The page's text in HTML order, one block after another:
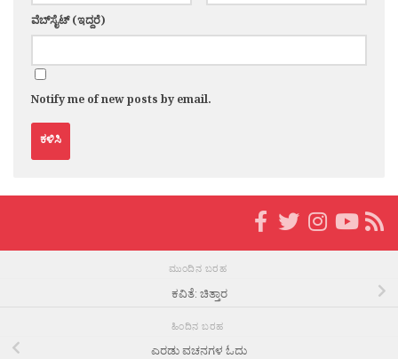
ವೆಬ್‌ಸೈಟ್ (ಇದ್ದರೆ)
Notify me of new posts by email.
ಮುಂದಿನ ಬರಹ
ಕವಿತೆ: ಚಿತ್ತಾರ
ಹಿಂದಿನ ಬರಹ
ಎರಡು ವಚನಗಳ ಓದು